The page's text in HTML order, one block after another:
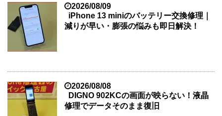
2026/08/09
iPhone 13 miniのバッテリー交換修理｜
減りが早い・膨張の悩みも即日解決！
2026/08/08
DIGNO 902KCの画面が映らない！液晶
修理でデータそのまま復旧